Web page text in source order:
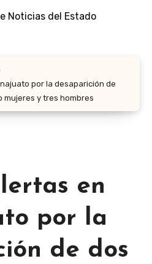
Noticias del Estado
por la desaparición de
mujeres y tres hombres
en
por la
de dos